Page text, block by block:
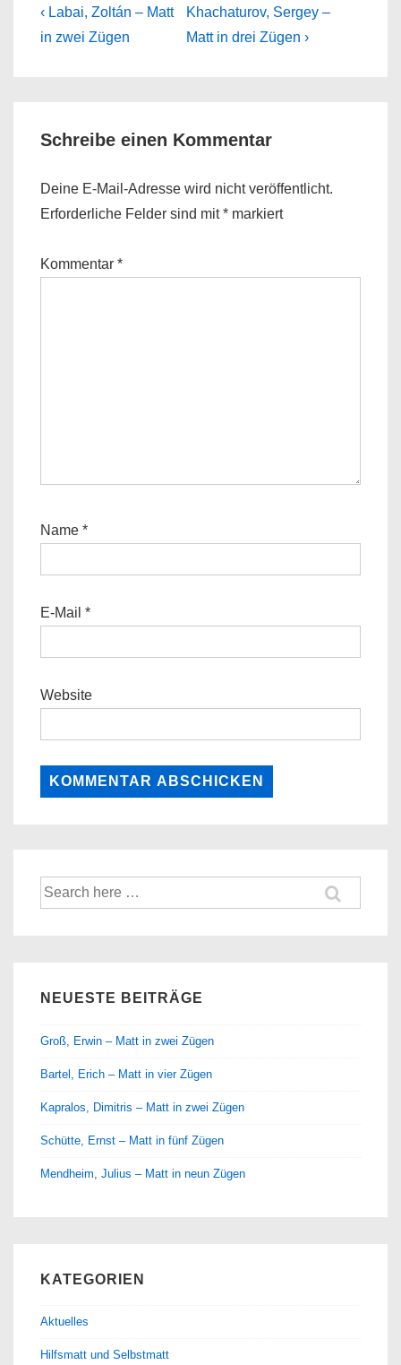
Beitragsnavigation
Previous
Post
‹ Labai, Zoltán – Matt
in zwei Zügen
Next
Post
Khachaturov, Sergey –
Matt in drei Zügen ›
Schreibe einen Kommentar
Deine E-Mail-Adresse wird nicht veröffentlicht.
Erforderliche Felder sind mit* markiert
Kommentar *
Name *
E-Mail *
Website
Suche
nach:
NEUESTE BEITRÄGE
Groß, Erwin – Matt in zwei Zügen
Bartel, Erich – Matt in vier Zügen
Kapralos, Dimitris – Matt in zwei Zügen
Schütte, Ernst – Matt in fünf Zügen
Mendheim, Julius – Matt in neun Zügen
KATEGORIEN
Aktuelles
Hilfsmatt und Selbstmatt